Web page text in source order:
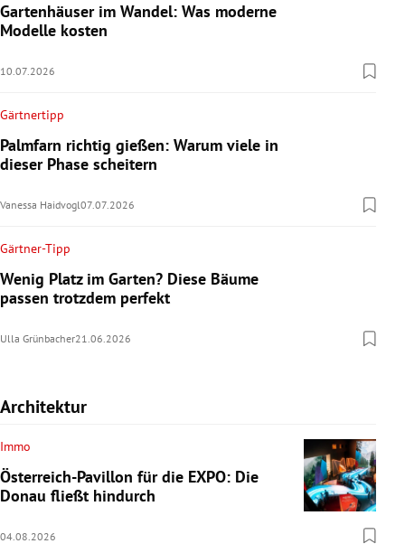
Gartenhäuser im Wandel: Was moderne
Modelle kosten
10.07.2026
Gärtnertipp
Palmfarn richtig gießen: Warum viele in
dieser Phase scheitern
Vanessa Haidvogl07.07.2026
Gärtner-Tipp
Wenig Platz im Garten? Diese Bäume
passen trotzdem perfekt
Ulla Grünbacher21.06.2026
Architektur
Immo
Österreich-Pavillon für die EXPO: Die
Donau fließt hindurch
04.08.2026